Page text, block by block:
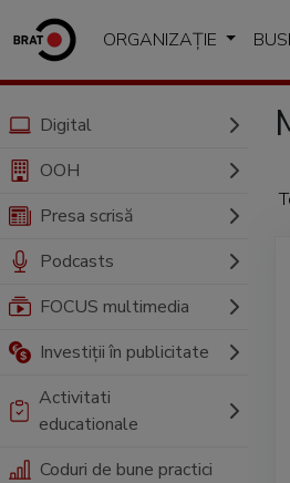
ORGANIZAȚIE
Digital
OOH
Presa scrisă
Podcasts
FOCUS multimedia
Investiții în publicitate
Activitati
educationale
Coduri de bune practici